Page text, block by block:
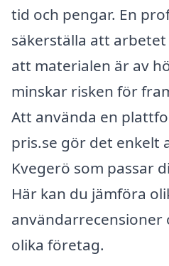
tid och pengar. En
säkerställa att
att materialen är av
minskar risken för
Att använda en
pris.se gör det enkelt
Kvegerö som passar
Här kan du jämföra
olika företag.